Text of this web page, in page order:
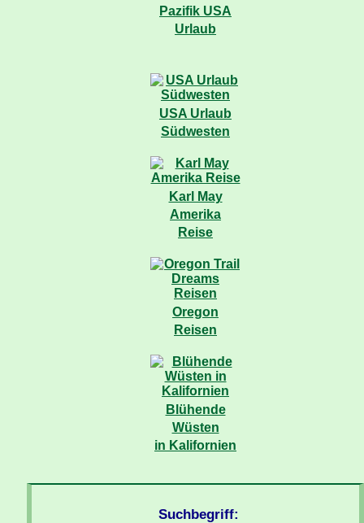
Pazifik USA
Urlaub
USA Urlaub
Südwesten
Karl May
Amerika
Reise
Oregon
Reisen
Blühende
Wüsten
in Kalifornien
Suchbegriff: